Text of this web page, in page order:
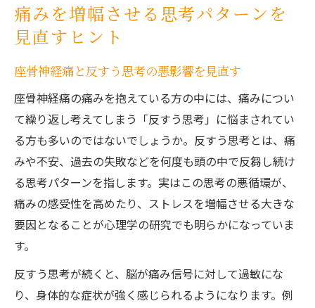
痛みを増幅させる思考パターンを
見直すヒント
座骨神経痛と反すう思考の悪影響を見直す
座骨神経痛の痛みを抱えている方の中には、痛みについ
て繰り返し考えてしまう「反すう思考」に悩まされてい
る方も多いのではないでしょうか。反すう思考とは、痛
みや不安、過去の失敗などを何度も頭の中で反芻し続け
る思考パターンを指します。実はこの思考の悪循環が、
痛みの感受性を高めたり、ストレスを増幅させる大きな
要因となることが心理学の研究でも明らかになっていま
す。
反すう思考が続くと、脳が痛み信号に対して過敏にな
り、身体的な症状が強く感じられるようになります。例